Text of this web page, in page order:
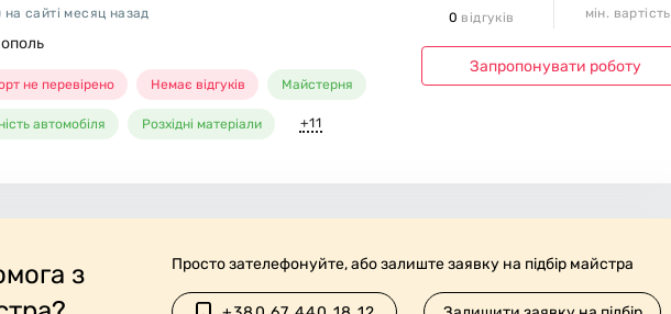
на сайті месяц назад
не перевірено Немає відгуків Майстерня
автомобіля Розхідні матеріали +11
0 відгуків мін. вартість
Запропонувати роботу
з
Просто зателефонуйте, або залиште заявку на підбір майстра